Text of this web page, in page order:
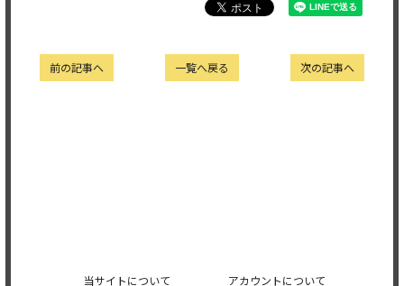
次の記事へ
一覧へ戻る
前の記事へ
当サイトについて アカウントについて